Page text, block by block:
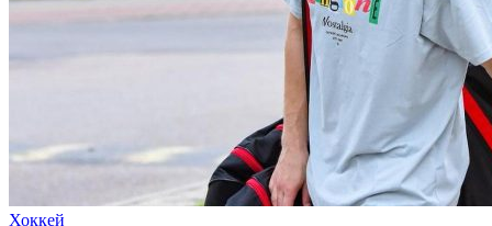
Хоккей